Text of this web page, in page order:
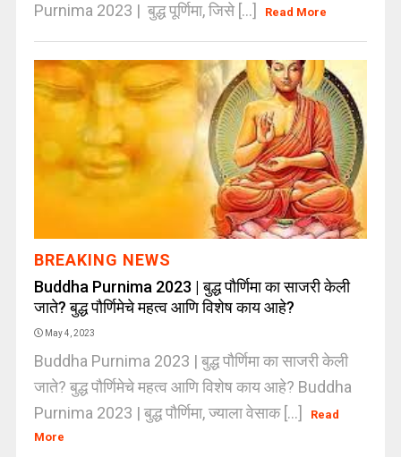
Purnima 2023 | बुद्ध पूर्णिमा, जिसे [...]
Read More
BREAKING NEWS
Buddha Purnima 2023 | बुद्ध पौर्णिमा का साजरी केली
जाते? बुद्ध पौर्णिमेचे महत्व आणि विशेष काय आहे?
May 4, 2023
Buddha Purnima 2023 | बुद्ध पौर्णिमा का साजरी केली
जाते? बुद्ध पौर्णिमेचे महत्व आणि विशेष काय आहे? Buddha
Purnima 2023 | बुद्ध पौर्णिमा, ज्याला वेसाक [...]
Read
More